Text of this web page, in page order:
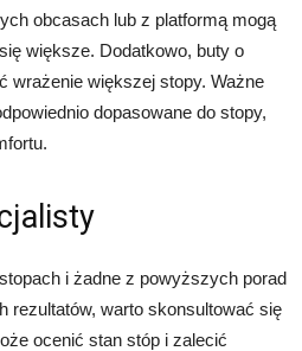
obcasach lub z platformą mogą
większe. Dodatkowo, buty o
wrażenie większej stopy. Ważne
dopasowane do stopy,
i żadne z powyższych porad
rezultatów, warto skonsultować się
ocenić stan stóp i zalecić